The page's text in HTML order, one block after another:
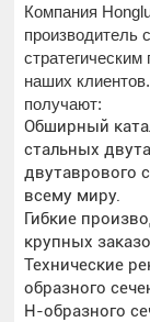
Компания
производитель
наших
получают:
Обширный
стальных
двутаврового
всему миру.
Гибкие
крупных
Технические
образного
H-образного